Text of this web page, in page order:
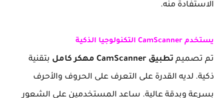
الاستفادة منه.
يستخدم CamScanner التكنولوجيا الذكية
تم تصميم تطبيق CamScanner مهكر كامل
بتقنية
ذكية. لديه القدرة على التعرف على الحروف والأحرف
بسرعة وبدقة عالية. ساعد المستخدمين على الشعور